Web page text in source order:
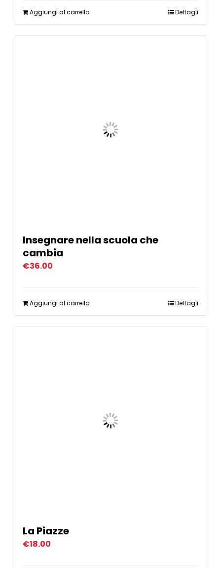
Aggiungi al carrello Dettagli
Insegnare nella scuola che
cambia
€36.00
Aggiungi al carrello Dettagli
La Piazze
€18.00